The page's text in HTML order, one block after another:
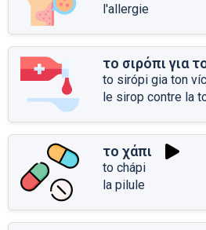
l'allergie
το σιρόπι για
to sirópi gia ton
le sirop contre la
το χάπι
to chápi
la pilule